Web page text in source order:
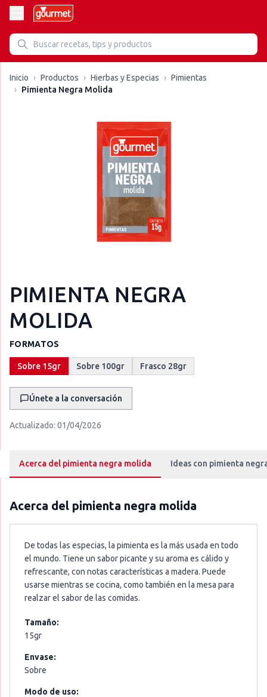
Inicio › Productos › Hierbas y Especias › Pimientas
› Pimienta Negra Molida
PIMIENTA NEGRA
MOLIDA
FORMATOS
Sobre 15gr Sobre 100gr Frasco 28gr
Únete a la conversación
Actualizado: 01/04/2026
Acerca del pimienta negra molida Ideas con pimienta
Acerca del pimienta negra molida
De todas las especias, la pimienta es la más usada en todo
el mundo. Tiene un sabor picante y su aroma es cálido y
refrescante, con notas características a madera. Puede
usarse mientras se cocina, como también en la mesa para
realzar el sabor de las comidas.
Tamaño:
15gr
Envase:
Sobre
Modo de uso: